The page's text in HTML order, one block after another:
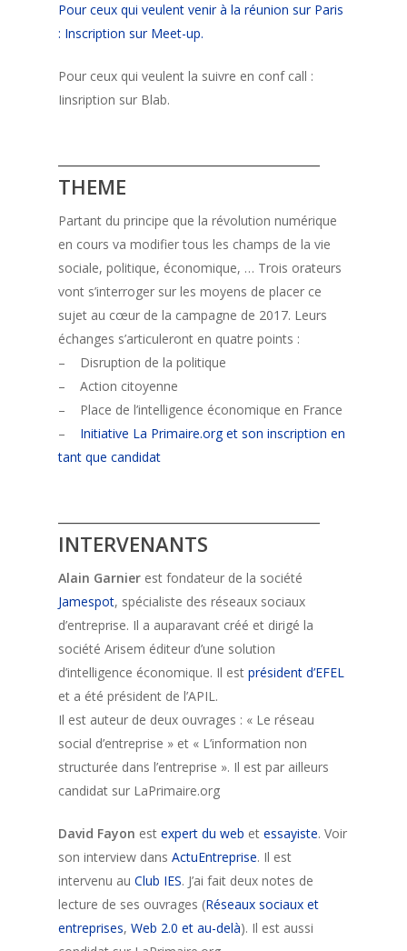
Pour ceux qui veulent venir à la réunion sur Paris
: Inscription sur Meet-up.
Pour ceux qui veulent la suivre en conf call :
Iinsription sur Blab.
THEME
Partant du principe que la révolution numérique
en cours va modifier tous les champs de la vie
sociale, politique, économique, … Trois orateurs
vont s’interroger sur les moyens de placer ce
sujet au cœur de la campagne de 2017. Leurs
échanges s’articuleront en quatre points :
– Disruption de la politique
– Action citoyenne
– Place de l’intelligence économique en France
– Initiative La Primaire.org et son inscription en
tant que candidat
INTERVENANTS
Alain Garnier est fondateur de la société
Jamespot, spécialiste des réseaux sociaux
d’entreprise. Il a auparavant créé et dirigé la
société Arisem éditeur d’une solution
d’intelligence économique. Il est président d’EFEL
et a été président de l’APIL.
Il est auteur de deux ouvrages : « Le réseau
social d’entreprise » et « L’information non
structurée dans l’entreprise ». Il est par ailleurs
candidat sur LaPrimaire.org
David Fayon est expert du web et essayiste. Voir
son interview dans ActuEntreprise. Il est
intervenu au Club IES. J’ai fait deux notes de
lecture de ses ouvrages (Réseaux sociaux et
entreprises, Web 2.0 et au-delà). Il est aussi